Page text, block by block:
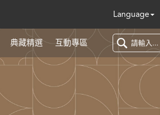
Language
典藏精選 互動專區